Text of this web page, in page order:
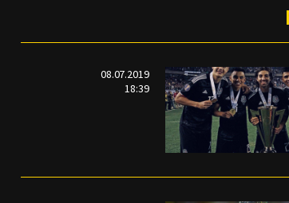
08.07.2019
18:39